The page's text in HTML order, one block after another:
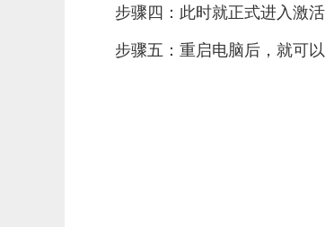
步骤四：此时就正式进入激
步骤五：重启电脑后，就可